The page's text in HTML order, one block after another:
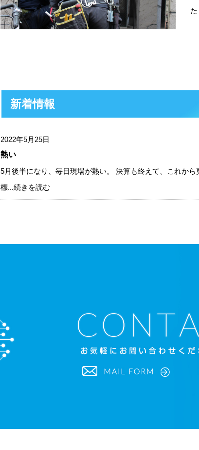
新着情報
2022年5月25日
熱い
5月後半になり、毎日現場が熱い。 決算も終えて、これか
標...続きを読む